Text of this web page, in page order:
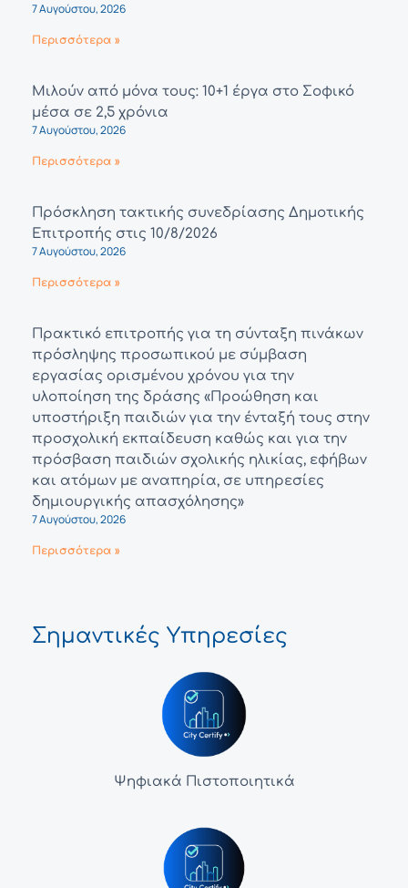
7 Αυγούστου, 2026
Περισσότερα »
Μιλούν από μόνα τους: 10+1 έργα στο Σοφικό
μέσα σε 2,5 χρόνια
7 Αυγούστου, 2026
Περισσότερα »
Πρόσκληση τακτικής συνεδρίασης Δημοτικής
Επιτροπής στις 10/8/2026
7 Αυγούστου, 2026
Περισσότερα »
Πρακτικό επιτροπής για τη σύνταξη πινάκων
πρόσληψης προσωπικού με σύμβαση
εργασίας ορισμένου χρόνου για την
υλοποίηση της δράσης «Προώθηση και
υποστήριξη παιδιών για την ένταξή τους στην
προσχολική εκπαίδευση καθώς και για την
πρόσβαση παιδιών σχολικής ηλικίας, εφήβων
και ατόμων με αναπηρία, σε υπηρεσίες
δημιουργικής απασχόλησης»
7 Αυγούστου, 2026
Περισσότερα »
Σημαντικές Υπηρεσίες
Ψηφιακά Πιστοποιητικά